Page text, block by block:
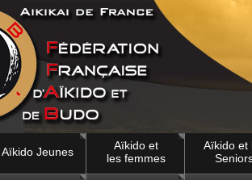
Aïkido Jeunes
Aïkido et
les femmes
Aïkido et